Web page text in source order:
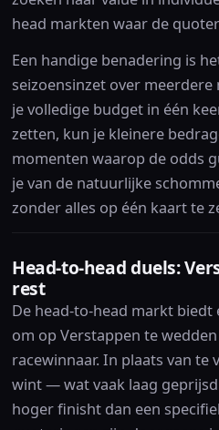
head markten waar de
Een handige benadering is
seizoensinzet over
je volledige budget in één
zetten, kun je kleinere
momenten waarop de odds
je van de natuurlijke
zonder alles op één kaart te
Head-to-head duels:
rest
De head-to-head markt
om op Verstappen te
racewinnaar. In plaats van te
wint — wat vaak laag
hoger finisht dan een